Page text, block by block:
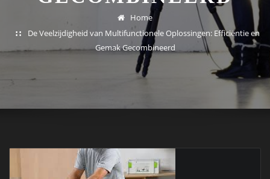
Home
De Veelzijdigheid van Multifunctionele Oplossingen: Efficiëntie en
Gemak Gecombineerd